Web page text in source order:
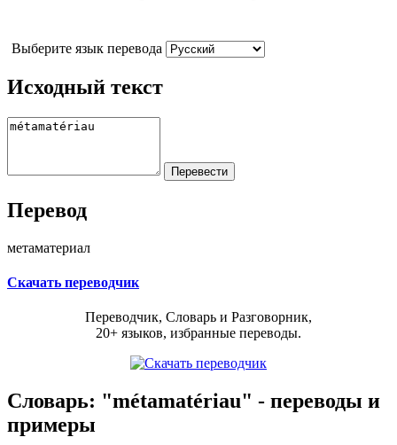
Выберите язык перевода
Исходный текст
Перевод
метаматериал
Скачать переводчик
Переводчик, Словарь и Разговорник,
20+ языков, избранные переводы.
Словарь: "métamatériau" - переводы и
примеры